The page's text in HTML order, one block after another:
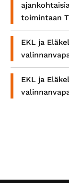
toimintaan
EKL ja
EKL ja